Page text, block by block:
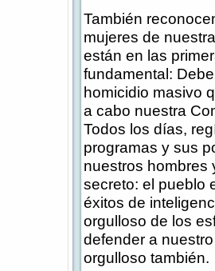
También
mujeres de
están en las
fundamental:
homicidio masivo
a cabo nuestra
Todos los días,
programas y sus
nuestros hombres
secreto: el pueblo
éxitos de
orgulloso de los
defender a
orgulloso también.